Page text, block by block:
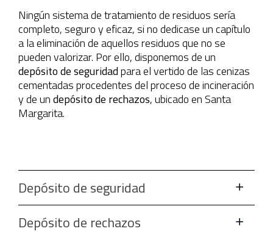
Ningún sistema de tratamiento de residuos sería
completo, seguro y eficaz, si no dedicase un capítulo
a la eliminación de aquellos residuos que no se
pueden valorizar. Por ello, disponemos de un
depósito de seguridadpara el vertido de las cenizas
cementadas procedentes del proceso de incineración
y de undepósito de rechazos, ubicado en Santa
Margarita.
Depósito de seguridad
Depósito de rechazos